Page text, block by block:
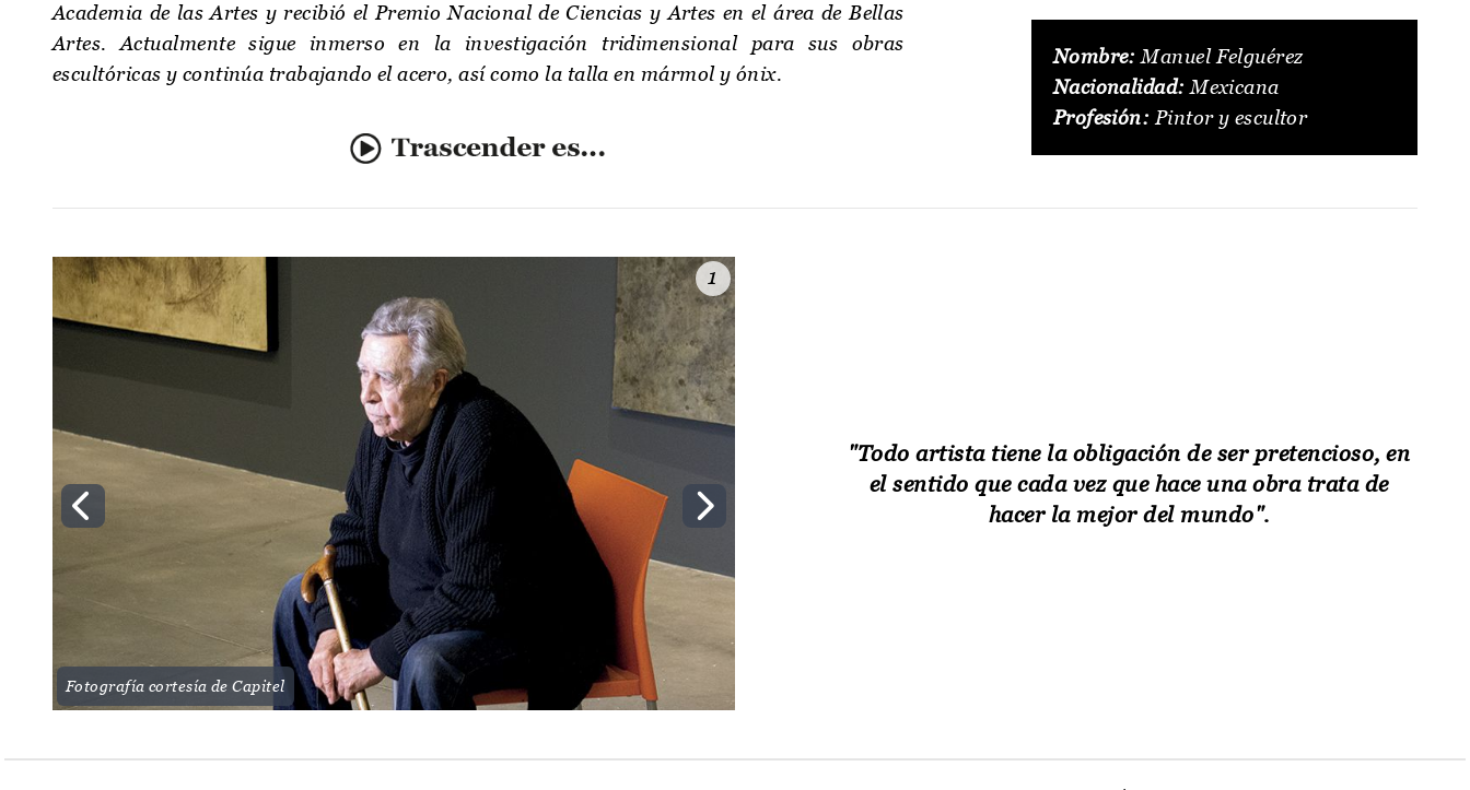
Nombre: Manuel Felguérez
Nacionalidad: Mexicana
Profesión: Pintor y escultor
Academia de las Artes y recibió el Premio Nacional de Ciencias y Artes en el área de Bellas
Artes. Actualmente sigue inmerso en la investigación tridimensional para sus obras
escultóricas y continúa trabajando el acero, así como la talla en mármol y ónix.
"Todo artista tiene la obligación de ser pretencioso, en
el sentido que cada vez que hace una obra trata de
hacer la mejor del mundo".
1
Fotografía cortesía de Capitel